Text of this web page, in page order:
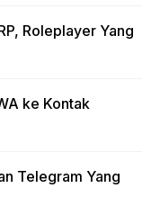
Roleplayer Yang
ke Kontak
Telegram Yang